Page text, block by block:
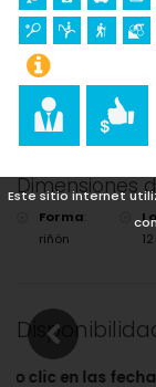
Este sitio internet
Dimensiones
Forma:
riñón